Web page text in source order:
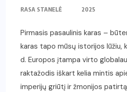
RASA STANELĖ
2025
Pirmasis pasaulinis karas –
karas tapo mūsų istorijos lūžiu,
d. Europos įtampa virto
raktažodis iškart kelia mintis
imperijų griūtį ir žmonijos